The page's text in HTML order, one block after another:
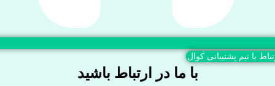
با تیم پشتیبانی کوال
با ما در ارتباط باشید